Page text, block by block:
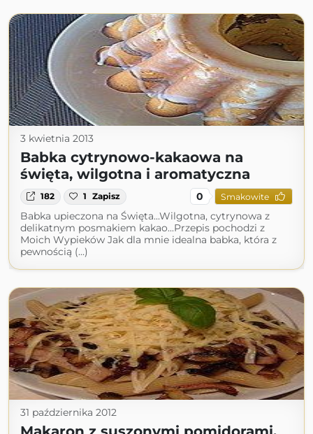
3 kwietnia 2013
Babka cytrynowo-kakaowa na
święta, wilgotna i aromatyczna
182 1 Zapisz 0 Smakowite
Babka upieczona na Święta...Wilgotna, cytrynowa z
delikatnym posmakiem kakao...Przepis pochodzi z
Moich Wypieków Jak dla mnie idealna babka, która z
pewnością (...)
31 października 2012